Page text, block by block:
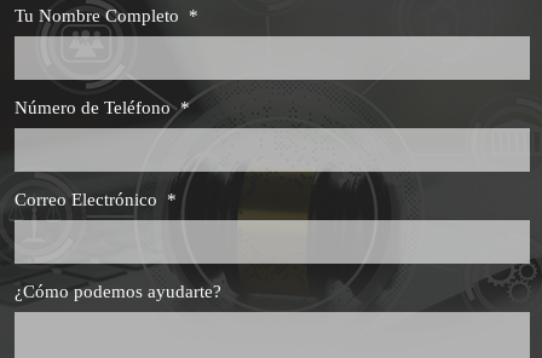
*
Tu Nombre Completo
*
Número de Teléfono
*
Correo Electrónico
¿Cómo podemos ayudarte?